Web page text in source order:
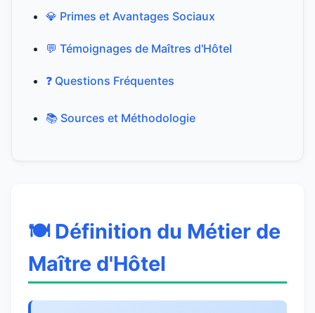
💎 Primes et Avantages Sociaux
💬 Témoignages de Maîtres d'Hôtel
❓ Questions Fréquentes
📚 Sources et Méthodologie
🍽️ Définition du Métier de
Maître d'Hôtel